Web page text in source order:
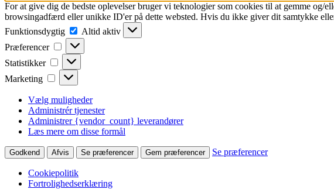
For at give dig de bedste oplevelser bruger vi teknologier som cookies til at gemme
browsingadfærd eller unikke ID'er på dette websted. Hvis du ikke giver dit samtykke
Funktionsdygtig
Funktionsdygtig
Altid aktiv
Præferencer
Præferencer
Statistikker Statistikker
Marketing Marketing
Vælg muligheder
Administrér tjenester
Administrer {vendor_count} leverandører
Læs mere om disse formål
Godkend Afvis Se præferencer Gem præferencer Se præferencer
Cookiepolitik
Fortrolighedserklæring